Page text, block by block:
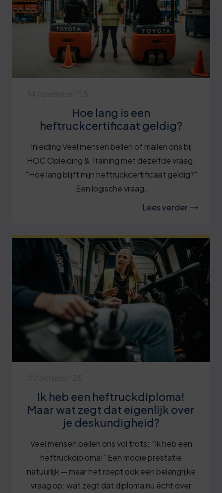
Hoe lang is een
heftruckcertificaat geldig?
Inleiding Veel mensen bellen of mailen ons bij
HOC Opleiding & Training met dezelfde vraag:
“Hoe lang blijft mijn heftruckcertificaat geldig?”
Een logische vraag.
Lees verder
Ik heb een heftruckdiploma!
Maar wat zegt dat eigenlijk over
je deskundigheid?
Veel mensen bellen ons vol trots: “Ik heb een
heftruckdiploma!” Een mooie prestatie
natuurlijk — maar het roept ook een belangrijke
vraag op: wat zegt dat diploma nu écht over